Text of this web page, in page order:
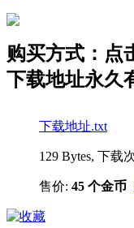
购买方式：点
下载地址永久
下载地址.txt
129 Bytes, 下载
售价: 45 个金币